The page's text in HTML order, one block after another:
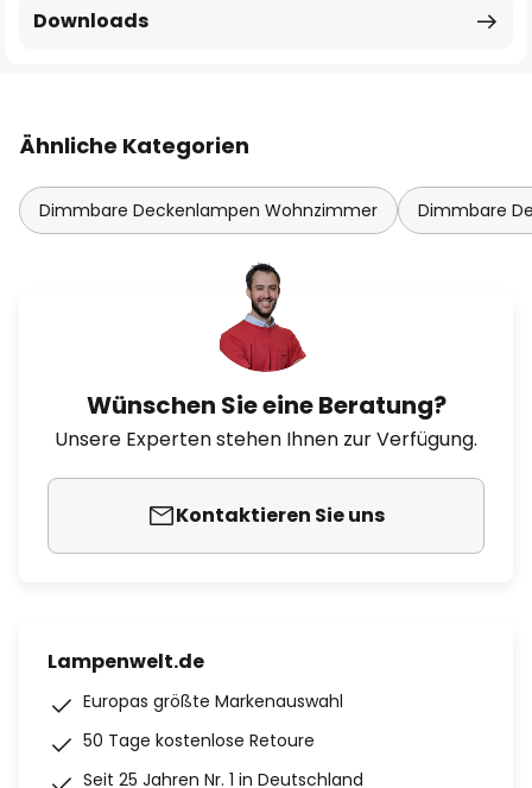
Downloads
Ähnliche Kategorien
Dimmbare Deckenlampen Wohnzimmer Dimmbare
Wünschen Sie eine Beratung?
Unsere Experten stehen Ihnen zur Verfügung.
Kontaktieren Sie uns
Lampenwelt.de
Europas größte Markenauswahl
50 Tage kostenlose Retoure
Seit 25 Jahren Nr. 1 in Deutschland